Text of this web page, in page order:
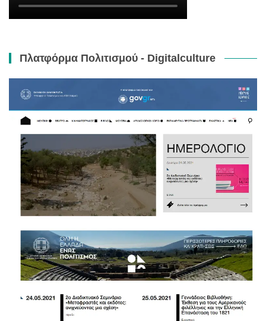
Πλατφόρμα Πολιτισμού - Digitalculture